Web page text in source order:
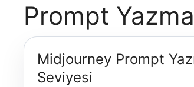
Prompt Yazma
Midjourney Prompt
Seviyesi